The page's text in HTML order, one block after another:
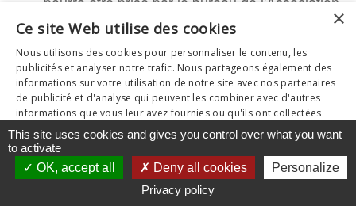
il est nécessaire d'entrer en contact avec votre
établissement de santé.
Si “belle &bien” n’est pas encore partenaire de
votre établissement, contactez-nous.
Inscription au préalable OBLIGATOIRE
×
Ce site Web utilise des cookies
Nous utilisons des cookies pour personnaliser le contenu, les
publicités et analyser notre trafic. Nous partageons également des
informations sur votre utilisation de notre site avec nos partenaires
de publicité et d'analyse qui peuvent les combiner avec d'autres
informations que vous leur avez fournies ou qu'ils ont collectées
lors de votre utilisation de leurs services.
Mentions légales
AFFICHER LES DÉTAILS
TOUT ACCEPTER TOUT REFUSER
This site uses cookies and gives you control over what you want
to activate
OK, accept all
Deny all cookies
Personalize
Privacy policy